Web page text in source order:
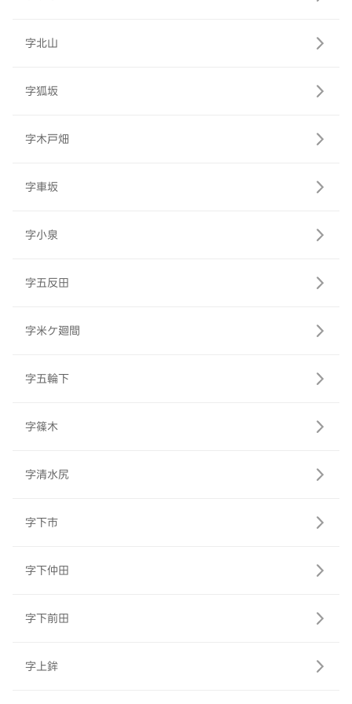
字北山
字狐坂
字木戸畑
字車坂
字小泉
字五反田
字米ケ廻間
字五輪下
字篠木
字清水尻
字下市
字下仲田
字下前田
字上鉾